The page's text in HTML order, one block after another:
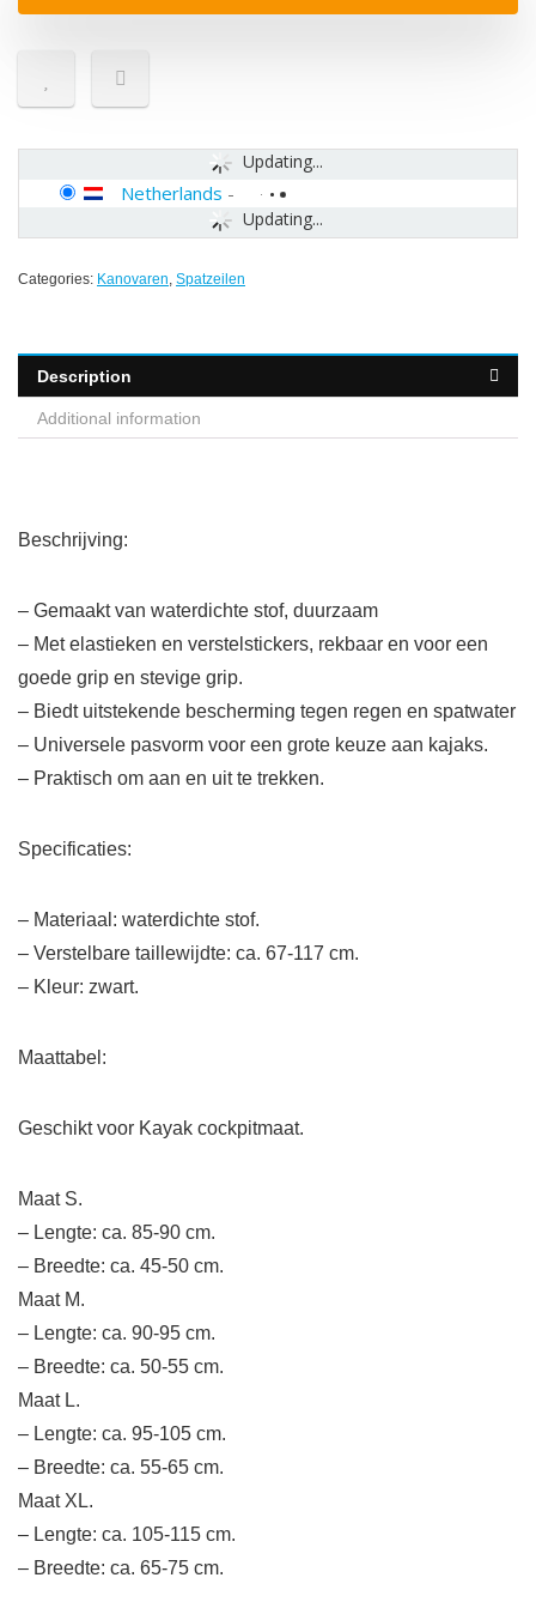
Updating...
Updating...
Netherlands -
Categories: Kanovaren, Spatzeilen
Description
Additional information
Beschrijving:
– Gemaakt van waterdichte stof, duurzaam
– Met elastieken en verstelstickers, rekbaar en voor een
goede grip en stevige grip.
– Biedt uitstekende bescherming tegen regen en spatwater
– Universele pasvorm voor een grote keuze aan kajaks.
– Praktisch om aan en uit te trekken.
Specificaties:
– Materiaal: waterdichte stof.
– Verstelbare taillewijdte: ca. 67-117 cm.
– Kleur: zwart.
Maattabel:
Geschikt voor Kayak cockpitmaat.
Maat S.
– Lengte: ca. 85-90 cm.
– Breedte: ca. 45-50 cm.
Maat M.
– Lengte: ca. 90-95 cm.
– Breedte: ca. 50-55 cm.
Maat L.
– Lengte: ca. 95-105 cm.
– Breedte: ca. 55-65 cm.
Maat XL.
– Lengte: ca. 105-115 cm.
– Breedte: ca. 65-75 cm.